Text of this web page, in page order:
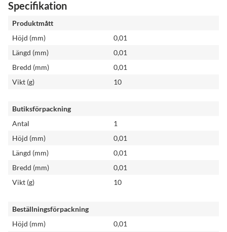
Specifikation
Produktmått
Höjd (mm)
0,01
Längd (mm)
0,01
Bredd (mm)
0,01
Vikt (g)
10
Butiksförpackning
Antal
1
Höjd (mm)
0,01
Längd (mm)
0,01
Bredd (mm)
0,01
Vikt (g)
10
Beställningsförpackning
Höjd (mm)
0,01